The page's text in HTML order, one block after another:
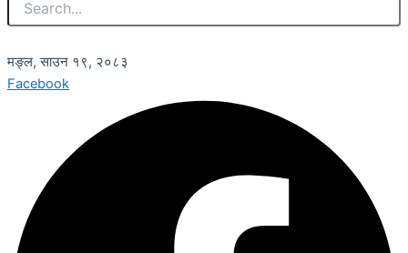
मङ्ल, साउन १९, २०८३
Facebook